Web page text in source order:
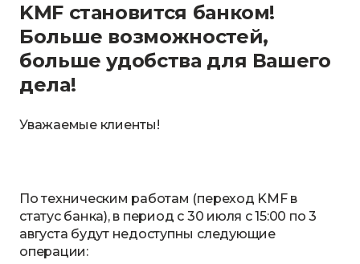
KMF становится банком!
Больше возможностей,
больше удобства для Вашего
дела!
Уважаемые клиенты!
По техническим работам (переход KMF в
статус банка), в период с 30 июля с 15:00 по 3
августа будут недоступны следующие
операции: